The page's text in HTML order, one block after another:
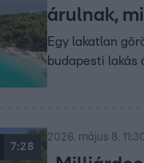
árulnak,
Egy lakatlan
budapesti lakás
7:28
2026. május 8.